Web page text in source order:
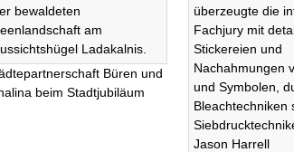
Büren und
beim Stadtjubiläum